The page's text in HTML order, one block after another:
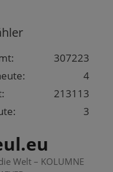
307223
4
213113
3
Welt – KOLUMNE